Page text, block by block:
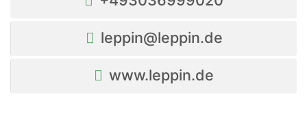
leppin@leppin.de
www.leppin.de